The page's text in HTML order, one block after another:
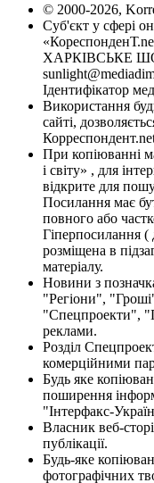
© 2000-2026,
Суб'єкт у сфері
ХАРКІВСЬКЕ
Ідентифікатор
Використання
сайті,
При копіюванні
і світу» , для
відкрите для
Посилання має
повного або
Гіперпосилання (
розміщена в
матеріалу.
Новини з
"Регіони",
"Спецпроекти",
реклами.
Розділ
комерційними
Будь яке
поширення
"Інтерфакс-
Власник веб-
публікації.
Будь-яке
фотографічних